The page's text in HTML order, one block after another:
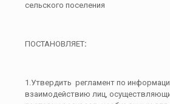
сельского поселения
ПОСТАНОВЛЯЕТ:
1.Утвердить регламент по
взаимодействию лиц,